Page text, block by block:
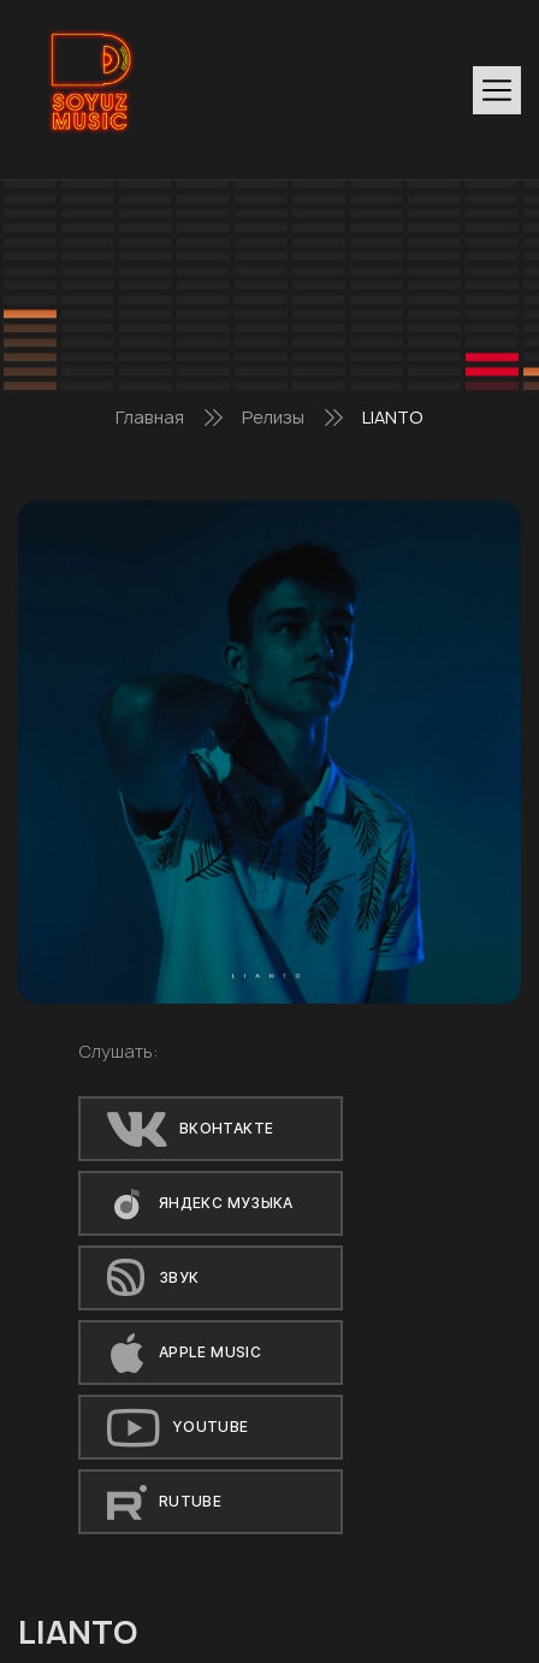
Главная Релизы LIANTO
Слушать:
ВКОНТАКТЕ
ЯНДЕКС МУЗЫКА
ЗВУК
APPLE MUSIC
YOUTUBE
RUTUBE
LIANTO